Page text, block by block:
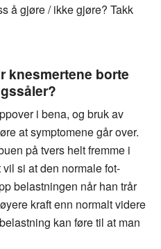
å gjøre / ikke gjøre? Takk
knesmertene borte
i bena, og bruk av
at symptomene går over.
på tvers helt fremme i
si at den normale fot-
belastningen når han trår
kraft enn normalt videre
kan føre til at man